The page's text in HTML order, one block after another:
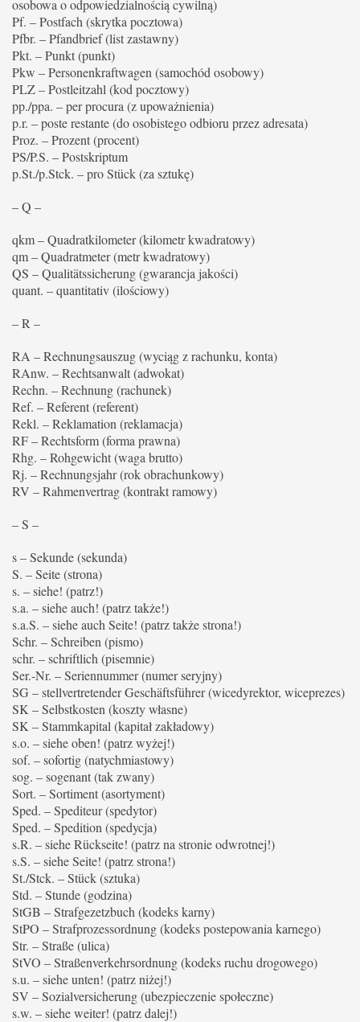
osobowa o odpowiedzialnością cywilną)
Pf. – Postfach (skrytka pocztowa)
Pfbr. – Pfandbrief (list zastawny)
Pkt. – Punkt (punkt)
Pkw – Personenkraftwagen (samochód osobowy)
PLZ – Postleitzahl (kod pocztowy)
pp./ppa. – per procura (z upoważnienia)
p.r. – poste restante (do osobistego odbioru przez adresata)
Proz. – Prozent (procent)
PS/P.S. – Postskriptum
p.St./p.Stck. – pro Stück (za sztukę)
– Q –
qkm – Quadratkilometer (kilometr kwadratowy)
qm – Quadratmeter (metr kwadratowy)
QS – Qualitätssicherung (gwarancja jakości)
quant. – quantitativ (ilościowy)
– R –
RA – Rechnungsauszug (wyciąg z rachunku, konta)
RAnw. – Rechtsanwalt (adwokat)
Rechn. – Rechnung (rachunek)
Ref. – Referent (referent)
Rekl. – Reklamation (reklamacja)
RF – Rechtsform (forma prawna)
Rhg. – Rohgewicht (waga brutto)
Rj. – Rechnungsjahr (rok obrachunkowy)
RV – Rahmenvertrag (kontrakt ramowy)
– S –
s – Sekunde (sekunda)
S. – Seite (strona)
s. – siehe! (patrz!)
s.a. – siehe auch! (patrz także!)
s.a.S. – siehe auch Seite! (patrz także strona!)
Schr. – Schreiben (pismo)
schr. – schriftlich (pisemnie)
Ser.-Nr. – Seriennummer (numer seryjny)
SG – stellvertretender Geschäftsführer (wicedyrektor, wiceprezes)
SK – Selbstkosten (koszty własne)
SK – Stammkapital (kapitał zakładowy)
s.o. – siehe oben! (patrz wyżej!)
sof. – sofortig (natychmiastowy)
sog. – sogenant (tak zwany)
Sort. – Sortiment (asortyment)
Sped. – Spediteur (spedytor)
Sped. – Spedition (spedycja)
s.R. – siehe Rückseite! (patrz na stronie odwrotnej!)
s.S. – siehe Seite! (patrz strona!)
St./Stck. – Stück (sztuka)
Std. – Stunde (godzina)
StGB – Strafgezetzbuch (kodeks karny)
StPO – Strafprozessordnung (kodeks postepowania karnego)
Str. – Straße (ulica)
StVO – Straßenverkehrsordnung (kodeks ruchu drogowego)
s.u. – siehe unten! (patrz niżej!)
SV – Sozialversicherung (ubezpieczenie społeczne)
s.w. – siehe weiter! (patrz dalej!)